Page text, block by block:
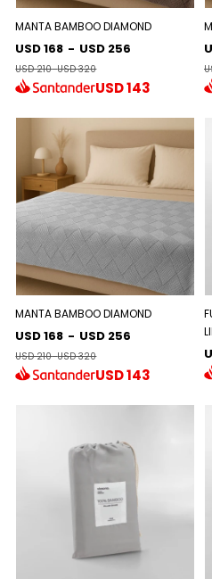
MANTA BAMBOO DIAMOND
USD 168 - USD 256
USD 210-USD 320
USD143
MANTA BAMBOO DIAMOND
USD 168 - USD 256
USD 210-USD 320
USD143